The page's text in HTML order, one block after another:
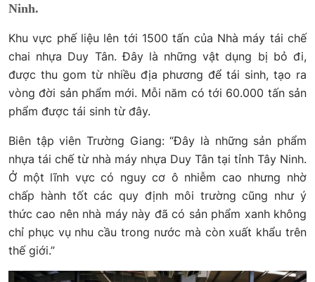
Ninh.
Khu vực phế liệu lên tới 1500 tấn của Nhà máy tái chế
chai nhựa Duy Tân. Đây là những vật dụng bị bỏ đi,
được thu gom từ nhiều địa phương để tái sinh, tạo ra
vòng đời sản phẩm mới. Mỗi năm có tới 60.000 tấn sản
phẩm được tái sinh từ đây.
Biên tập viên Trường Giang: “Đây là những sản phẩm
nhựa tái chế từ nhà máy nhựa Duy Tân tại tỉnh Tây Ninh.
Ở một lĩnh vực có nguy cơ ô nhiễm cao nhưng nhờ
chấp hành tốt các quy định môi trường cũng như ý
thức cao nên nhà máy này đã có sản phẩm xanh không
chỉ phục vụ nhu cầu trong nước mà còn xuất khẩu trên
thế giới.”